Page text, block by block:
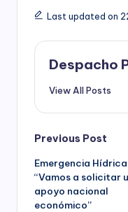
Last updated on
Despacho
View All Posts
Post
Previous Post
Emergencia
“Vamos a solicitar
apoyo nacional
económico”